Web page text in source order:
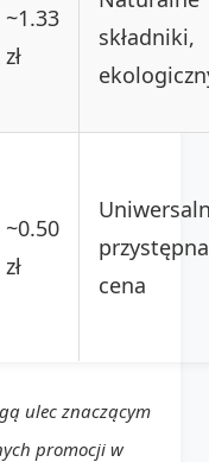
~1.33
zł
składniki,
~0.50
zł
przystępna
cena
ulec znaczącym
promocji w